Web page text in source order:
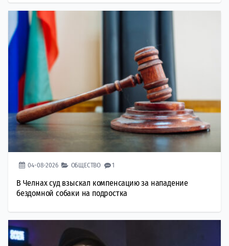
04-08-2026 ОБЩЕСТВО 1
В Челнах суд взыскал компенсацию за нападение
бездомной собаки на подростка